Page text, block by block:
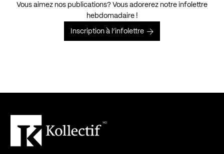
Vous aimez nos publications? Vous adorerez notre infolettre
hebdomadaire !
Inscription à l’infolettre